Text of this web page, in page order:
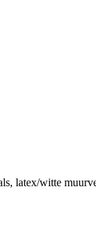
latex/witte